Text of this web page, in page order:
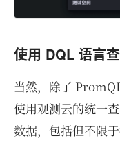
使用 DQL 语言
当然，除了
使用观测云的统一
数据，包括但不限